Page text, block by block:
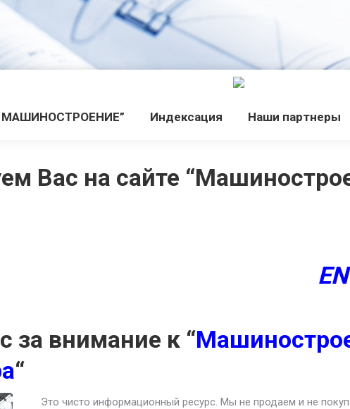
МАШИНОСТРОЕНИЕ” Индекcация Наши партнеры
Вас на сайте
за внимание к “
“
Это чисто информационный ресурс. Мы не продаем и не